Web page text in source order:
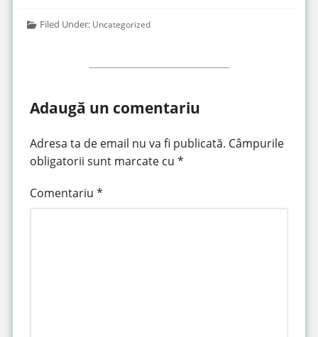
Filed Under: Uncategorized
Adaugă un comentariu
Adresa ta de email nu va fi publicată. Câmpurile
obligatorii sunt marcate cu *
Comentariu *